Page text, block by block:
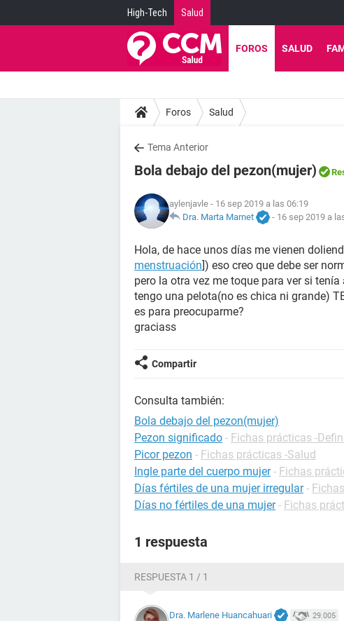
High-Tech Salud
FOROS SALUD
Foros Salud
Tema Anterior
Bola debajo del pezon(mujer)
aylenjavle - 16 sep 2019 a las 06:19
Dra. Marta Marnet
- 16 sep 2019 a
Hola, de hace unos días me vienen
menstruación]) eso creo que debe ser
pero la otra vez me toque para ver si
tengo una pelota(no es chica ni grande)
es para preocuparme?
graciass
Compartir
Consulta también:
Bola debajo del pezon(mujer)
Pezon significado - Fichas prácticas -
Picor pezon - Fichas prácticas -Salud
Ingle parte del cuerpo mujer - Fichas
Días fértiles de una mujer irregular -
Días no fértiles de una mujer - Fichas
1 respuesta
RESPUESTA 1 / 1
Dra. Marlene Huancahuari 29.005